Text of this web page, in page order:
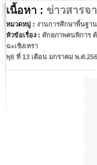
เนื้อหา : ข่าวสารจ
หมวดหมู่ : งานการศึกษาพื้นฐา
หัวข้อเรื่อง : ศักยภาพคนพิการ
ฉะเชิงเทรา
พุธ ที่ 13 เดือน มกราคม พ.ศ